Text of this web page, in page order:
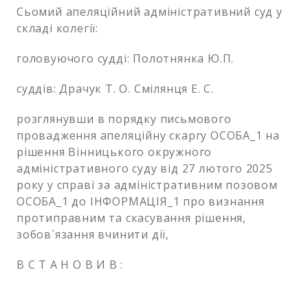
Сьомий апеляційний адміністративний суд у
складі колегії:
головуючого судді: Полотнянка Ю.П.
суддів: Драчук Т. О. Смілянця Е. С.
розглянувши в порядку письмового
провадження апеляційну скаргу ОСОБА_1 на
рішення Вінницького окружного
адміністративного суду від 27 лютого 2025
року у справі за адміністративним позовом
ОСОБА_1 до ІНФОРМАЦІЯ_1 про визнання
протиправним та скасування рішення,
зобов`язання вчинити дії,
В С Т А Н О В И В :